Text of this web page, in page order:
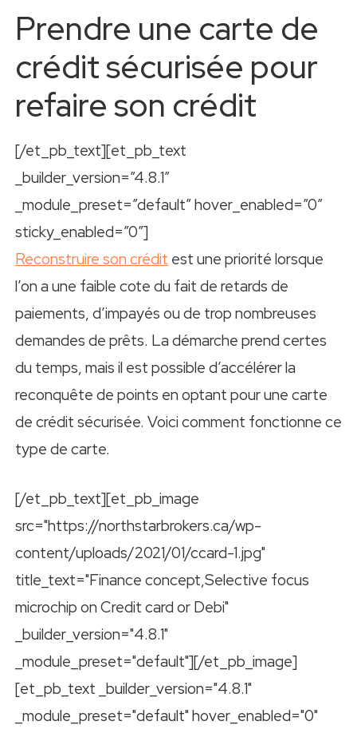
Prendre une carte de
crédit sécurisée pour
refaire son crédit
[/et_pb_text][et_pb_text
_builder_version=”4.8.1″
_module_preset=”default” hover_enabled=”0″
sticky_enabled=”0″]
Reconstruire son crédit est une priorité lorsque
l’on a une faible cote du fait de retards de
paiements, d’impayés ou de trop nombreuses
demandes de prêts. La démarche prend certes
du temps, mais il est possible d’accélérer la
reconquête de points en optant pour une carte
de crédit sécurisée. Voici comment fonctionne ce
type de carte.
[/et_pb_text][et_pb_image
src="https://northstarbrokers.ca/wp-
content/uploads/2021/01/ccard-1.jpg"
title_text="Finance concept,Selective focus
microchip on Credit card or Debi"
_builder_version="4.8.1"
_module_preset="default"][/et_pb_image]
[et_pb_text _builder_version="4.8.1"
_module_preset="default" hover_enabled="0"